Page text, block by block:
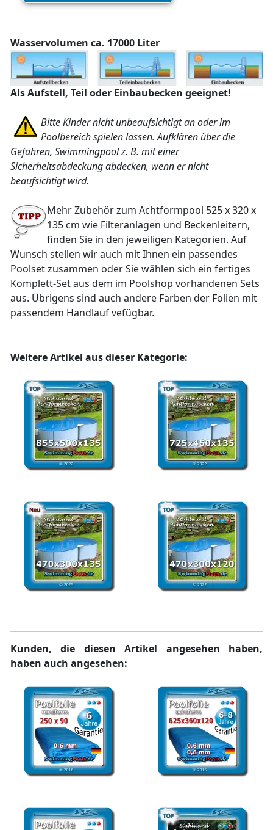
Wasservolumen ca. 17000 Liter
Als Aufstell, Teil oder Einbaubecken geeignet!
Bitte Kinder nicht unbeaufsichtigt an oder im
Poolbereich spielen lassen. Aufklären über die
Gefahren, Swimmingpool z. B. mit einer
Sicherheitsabdeckung abdecken, wenn er nicht
beaufsichtigt wird.
Mehr Zubehör zum Achtformpool 525 x 320 x
135 cm wie Filteranlagen und Beckenleitern,
finden Sie in den jeweiligen Kategorien. Auf
Wunsch stellen wir auch mit Ihnen ein passendes
Poolset zusammen oder Sie wählen sich ein fertiges
Komplett-Set aus dem im Poolshop vorhandenen Sets
aus. Übrigens sind auch andere Farben der Folien mit
passendem Handlauf vefügbar.
Weitere Artikel aus dieser Kategorie:
Kunden, die diesen Artikel angesehen haben,
haben auch angesehen: